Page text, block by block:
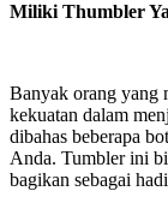
Miliki Thumbler
Banyak orang yang
kekuatan dalam
dibahas beberapa
Anda. Tumbler ini
bagikan sebagai